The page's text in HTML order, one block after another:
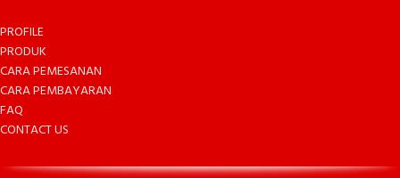
PROFILE
PRODUK
CARA PEMESANAN
CARA PEMBAYARAN
FAQ
CONTACT US